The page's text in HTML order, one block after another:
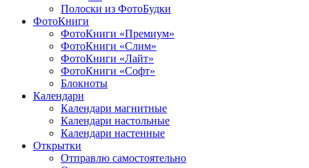
Полоски из ФотоБудки
ФотоКниги
ФотоКниги «Премиум»
ФотоКниги «Слим»
ФотоКниги «Лайт»
ФотоКниги «Софт»
Блокноты
Календари
Календари магнитные
Календари настольные
Календари настенные
Открытки
Отправлю самостоятельно